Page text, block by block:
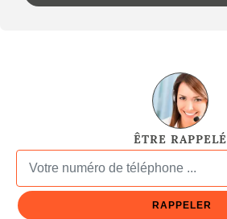
ÊTRE RAPPELÉ